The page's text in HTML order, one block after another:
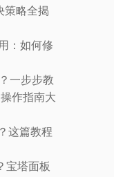
策略全揭
：如何修
一步步教
作指南大
这篇教程
宝塔面板